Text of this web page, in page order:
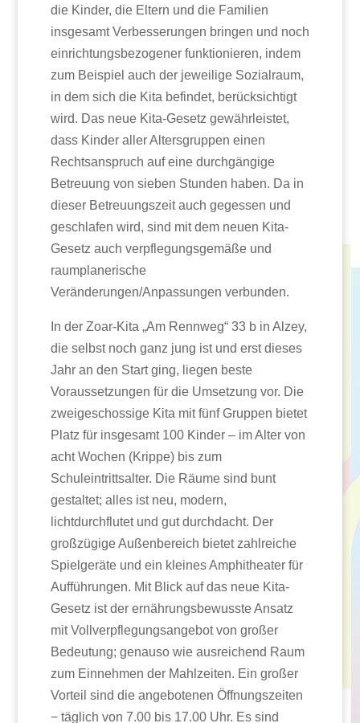
die Kinder, die Eltern und die Familien
insgesamt Verbesserungen bringen und noch
einrichtungsbezogener funktionieren, indem
zum Beispiel auch der jeweilige Sozialraum,
in dem sich die Kita befindet, berücksichtigt
wird. Das neue Kita-Gesetz gewährleistet,
dass Kinder aller Altersgruppen einen
Rechtsanspruch auf eine durchgängige
Betreuung von sieben Stunden haben. Da in
dieser Betreuungszeit auch gegessen und
geschlafen wird, sind mit dem neuen Kita-
Gesetz auch verpflegungsgemäße und
raumplanerische
Veränderungen/Anpassungen verbunden.
In der Zoar-Kita „Am Rennweg“ 33 b in Alzey,
die selbst noch ganz jung ist und erst dieses
Jahr an den Start ging, liegen beste
Voraussetzungen für die Umsetzung vor. Die
zweigeschossige Kita mit fünf Gruppen bietet
Platz für insgesamt 100 Kinder – im Alter von
acht Wochen (Krippe) bis zum
Schuleintrittsalter. Die Räume sind bunt
gestaltet; alles ist neu, modern,
lichtdurchflutet und gut durchdacht. Der
großzügige Außenbereich bietet zahlreiche
Spielgeräte und ein kleines Amphitheater für
Aufführungen. Mit Blick auf das neue Kita-
Gesetz ist der ernährungsbewusste Ansatz
mit Vollverpflegungsangebot von großer
Bedeutung; genauso wie ausreichend Raum
zum Einnehmen der Mahlzeiten. Ein großer
Vorteil sind die angebotenen Öffnungszeiten
− täglich von 7.00 bis 17.00 Uhr. Es sind